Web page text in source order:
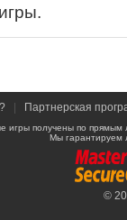
Партнерская
игры получены по
Мы гарантируем
©